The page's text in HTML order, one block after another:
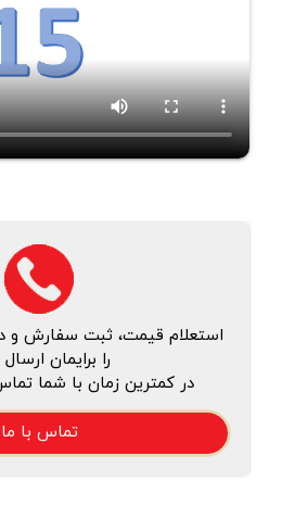
استعلام قیمت، ثبت سفارش و
را برایمان
در کمترین زمان با شما
تماس با ما